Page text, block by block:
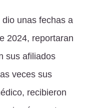
unas fechas a
2024, reportaran
sus afiliados
veces sus
recibieron